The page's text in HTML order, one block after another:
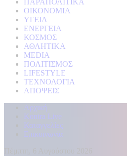
ΠΑΡΑΠΟΛΙΤΙΚΑ
ΟΙΚΟΝΟΜΙΑ
ΥΓΕΙΑ
ΕΝΕΡΓΕΙΑ
ΚΟΣΜΟΣ
ΑΘΛΗΤΙΚΑ
MEDIA
ΠΟΛΙΤΙΣΜΟΣ
LIFESTYLE
ΤΕΧΝΟΛΟΓΙΑ
ΑΠΟΨΕΙΣ
Αρχική
Kontra Live
Καταγγελίες
Επικοινωνία